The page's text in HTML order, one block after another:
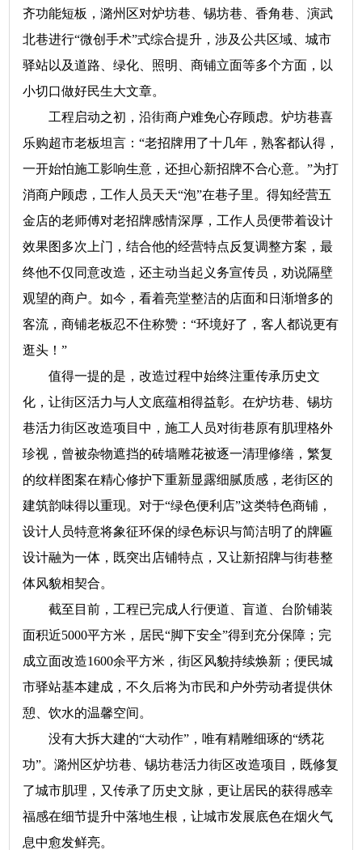
齐功能短板，潞州区对炉坊巷、锡坊巷、香角巷、演武
北巷进行“微创手术”式综合提升，涉及公共区域、城市
驿站以及道路、绿化、照明、商铺立面等多个方面，以
小切口做好民生大文章。
工程启动之初，沿街商户难免心存顾虑。炉坊巷喜
乐购超市老板坦言：“老招牌用了十几年，熟客都认得，
一开始怕施工影响生意，还担心新招牌不合心意。”为打
消商户顾虑，工作人员天天“泡”在巷子里。得知经营五
金店的老师傅对老招牌感情深厚，工作人员便带着设计
效果图多次上门，结合他的经营特点反复调整方案，最
终他不仅同意改造，还主动当起义务宣传员，劝说隔壁
观望的商户。如今，看着亮堂整洁的店面和日渐增多的
客流，商铺老板忍不住称赞：“环境好了，客人都说更有
逛头！”
值得一提的是，改造过程中始终注重传承历史文
化，让街区活力与人文底蕴相得益彰。在炉坊巷、锡坊
巷活力街区改造项目中，施工人员对街巷原有肌理格外
珍视，曾被杂物遮挡的砖墙雕花被逐一清理修缮，繁复
的纹样图案在精心修护下重新显露细腻质感，老街区的
建筑韵味得以重现。对于“绿色便利店”这类特色商铺，
设计人员特意将象征环保的绿色标识与简洁明了的牌匾
设计融为一体，既突出店铺特点，又让新招牌与街巷整
体风貌相契合。
截至目前，工程已完成人行便道、盲道、台阶铺装
面积近5000平方米，居民“脚下安全”得到充分保障；完
成立面改造1600余平方米，街区风貌持续焕新；便民城
市驿站基本建成，不久后将为市民和户外劳动者提供休
憩、饮水的温馨空间。
没有大拆大建的“大动作”，唯有精雕细琢的“绣花
功”。潞州区炉坊巷、锡坊巷活力街区改造项目，既修复
了城市肌理，又传承了历史文脉，更让居民的获得感幸
福感在细节提升中落地生根，让城市发展底色在烟火气
息中愈发鲜亮。